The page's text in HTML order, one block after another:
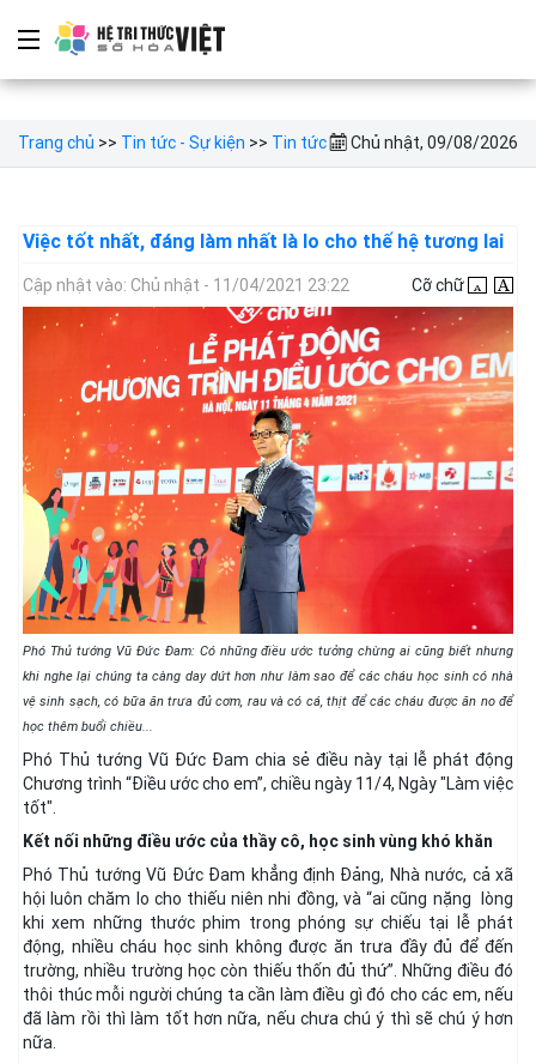
Trang chủ >> Tin tức - Sự kiện >> Tin tức Chủ nhật, 09/08/2026
Việc tốt nhất, đáng làm nhất là lo cho thế hệ tương lai
Cập nhật vào: Chủ nhật - 11/04/2021 23:22 Cỡ chữ
Phó Thủ tướng Vũ Đức Đam: Có những điều ước tưởng chừng ai cũng biết nhưng
khi nghe lại chúng ta càng day dứt hơn như làm sao để các cháu học sinh có nhà
vệ sinh sạch, có bữa ăn trưa đủ cơm, rau và có cá, thịt để các cháu được ăn no để
học thêm buổi chiều...
Phó Thủ tướng Vũ Đức Đam chia sẻ điều này tại lễ phát động
Chương trình “Điều ước cho em”, chiều ngày 11/4, Ngày "Làm việc
tốt".
Kết nối những điều ước của thầy cô, học sinh vùng khó khăn
Phó Thủ tướng Vũ Đức Đam khẳng định Đảng, Nhà nước, cả xã
hội luôn chăm lo cho thiếu niên nhi đồng, và “ai cũng nặng lòng
khi xem những thước phim trong phóng sự chiếu tại lễ phát
động, nhiều cháu học sinh không được ăn trưa đầy đủ để đến
trường, nhiều trường học còn thiếu thốn đủ thứ”. Những điều đó
thôi thúc mỗi người chúng ta cần làm điều gì đó cho các em, nếu
đã làm rồi thì làm tốt hơn nữa, nếu chưa chú ý thì sẽ chú ý hơn
nữa.